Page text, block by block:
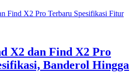
X2 dan Find X2 Pro
Banderol Hingga